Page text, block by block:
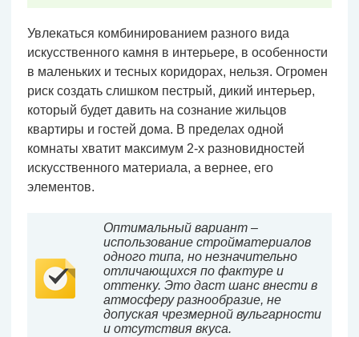
Увлекаться комбинированием разного вида
искусственного камня в интерьере, в особенности
в маленьких и тесных коридорах, нельзя. Огромен
риск создать слишком пестрый, дикий интерьер,
который будет давить на сознание жильцов
квартиры и гостей дома. В пределах одной
комнаты хватит максимум 2-х разновидностей
искусственного материала, а вернее, его
элементов.
Оптимальный вариант –
использование стройматериалов
одного типа, но незначительно
отличающихся по фактуре и
оттенку. Это даст шанс внести в
атмосферу разнообразие, не
допуская чрезмерной вульгарности
и отсутствия вкуса.